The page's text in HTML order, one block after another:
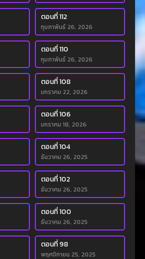
ตอนที่ 112
กุมภาพันธ์ 26, 2026
ตอนที่ 110
กุมภาพันธ์ 26, 2026
ตอนที่ 108
มกราคม 22, 2026
ตอนที่ 106
มกราคม 18, 2026
ตอนที่ 104
ธันวาคม 26, 2025
ตอนที่ 102
ธันวาคม 26, 2025
ตอนที่ 100
ธันวาคม 26, 2025
ตอนที่ 98
พฤศจิกายน 25, 2025